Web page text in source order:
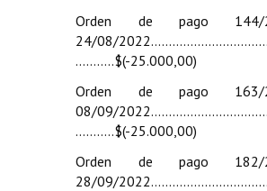
Orden de pago
24/08/
………..$(-25.000,00)
Orden de pago
08/09/
………..$(-25.000,00)
Orden de pago
28/09/